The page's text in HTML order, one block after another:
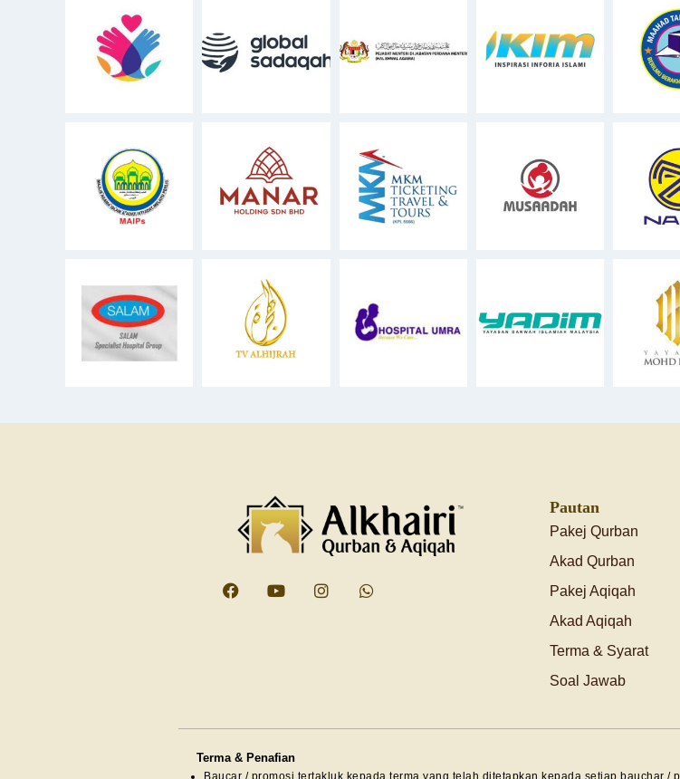
Pautan
Pakej Qurban
Akad Qurban
Pakej Aqiqah
Akad Aqiqah
Terma & Syarat
Soal Jawab
Terma & Penafian
Baucar / promosi tertakluk kepada terma yang telah ditetapkan kepada setiap bauchar /